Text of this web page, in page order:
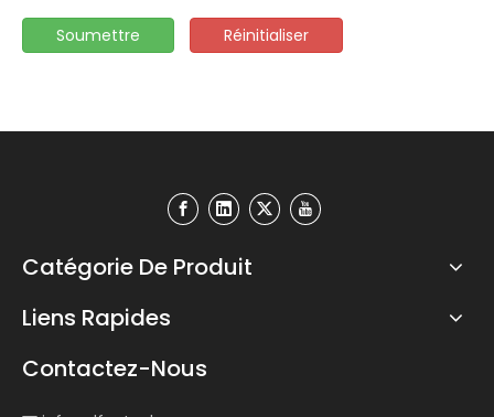
Soumettre Réinitialiser
Catégorie De Produit
Liens Rapides
Contactez-Nous